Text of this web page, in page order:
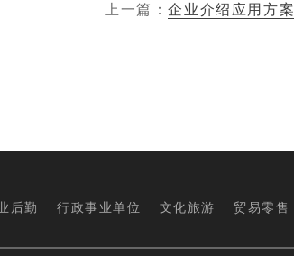
上一篇：企业介绍应用方案
后勤 行政事业单位 文化旅游 贸易零售